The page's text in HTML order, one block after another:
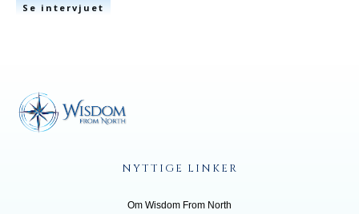
Se intervjuet
NYTTIGE LINKER
Om Wisdom From North